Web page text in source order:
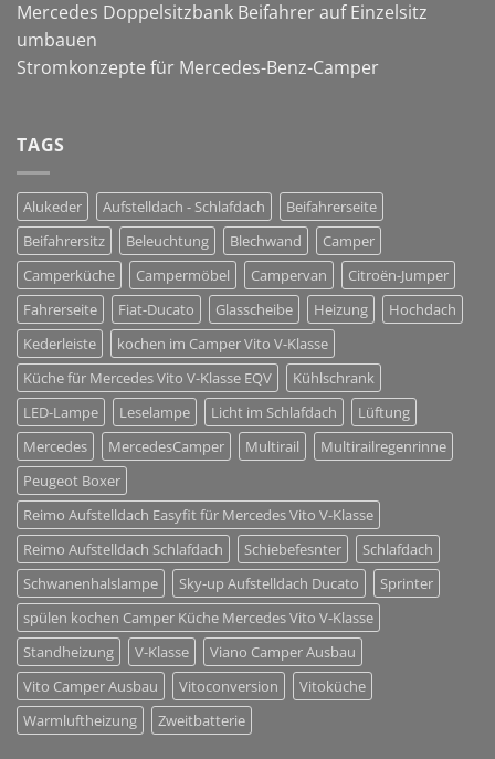
Mercedes Doppelsitzbank Beifahrer auf Einzelsitz
umbauen
Stromkonzepte für Mercedes-Benz-Camper
TAGS
Alukeder Aufstelldach - Schlafdach
Beifahrerseite
Beifahrersitz
Beleuchtung Blechwand
Camper
Camperküche
Campermöbel Campervan
Citroën-Jumper
Fahrerseite
Fiat-Ducato Glasscheibe Heizung
Hochdach
Kederleiste
kochen im Camper Vito V-Klasse
Küche für Mercedes Vito V-Klasse EQV
Kühlschrank
LED-Lampe
Leselampe Licht im Schlafdach
Lüftung
Mercedes
MercedesCamper Multirail
Multirailregenrinne
Peugeot Boxer
Reimo Aufstelldach Easyfit für Mercedes Vito V-Klasse
Reimo Aufstelldach Schlafdach
Schiebefesnter
Schlafdach
Schwanenhalslampe
Sky-up Aufstelldach Ducato
Sprinter
spülen kochen Camper Küche Mercedes Vito V-Klasse
Standheizung
V-Klasse
Viano Camper Ausbau
Vito Camper Ausbau
Vitoconversion
Vitoküche
Warmluftheizung
Zweitbatterie